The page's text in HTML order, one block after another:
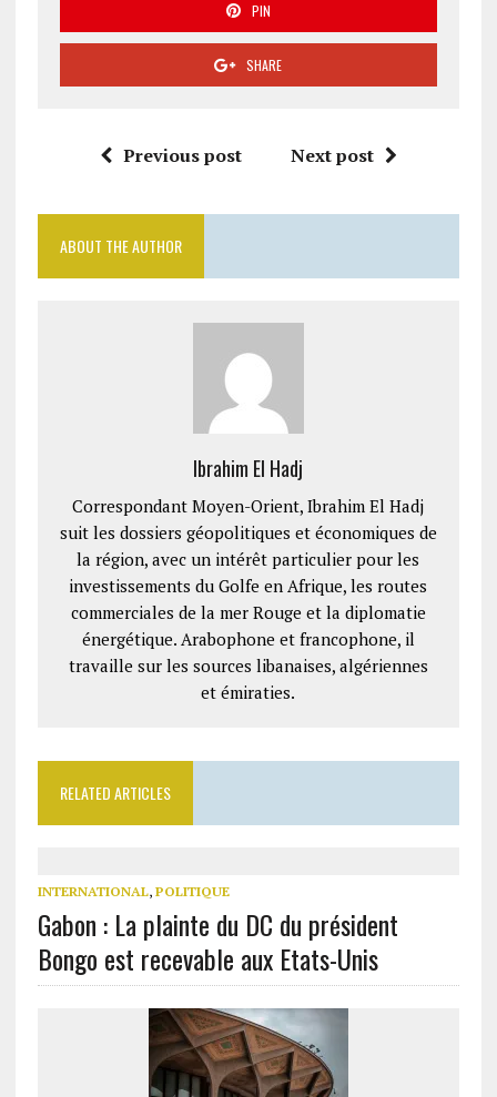
PIN
SHARE
Previous post Next post
ABOUT THE AUTHOR
Ibrahim El Hadj
Correspondant Moyen-Orient, Ibrahim El Hadj
suit les dossiers géopolitiques et économiques de
la région, avec un intérêt particulier pour les
investissements du Golfe en Afrique, les routes
commerciales de la mer Rouge et la diplomatie
énergétique. Arabophone et francophone, il
travaille sur les sources libanaises, algériennes
et émiraties.
RELATED ARTICLES
INTERNATIONAL, POLITIQUE
Gabon : La plainte du DC du président
Bongo est recevable aux Etats-Unis